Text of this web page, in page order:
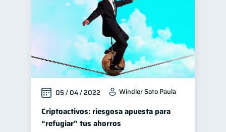
05 / 04 / 2022 Windler Soto Paula
Criptoactivos: riesgosa apuesta para
“refugiar” tus ahorros